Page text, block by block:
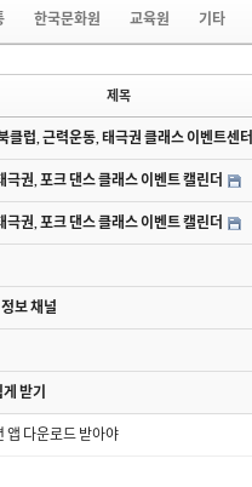
한국문화원 교육원
기타
제목
럽, 근력운동, 태극권 클래스 이벤트센터
권, 포크 댄스 클래스 이벤트 캘린더
권, 포크 댄스 클래스 이벤트 캘린더
보 채널
받기
앱 다운로드 받아야